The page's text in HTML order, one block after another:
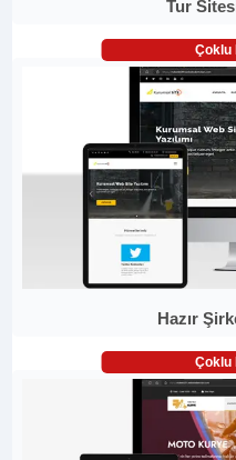
Tur
Çoklu
Hazır
Çoklu